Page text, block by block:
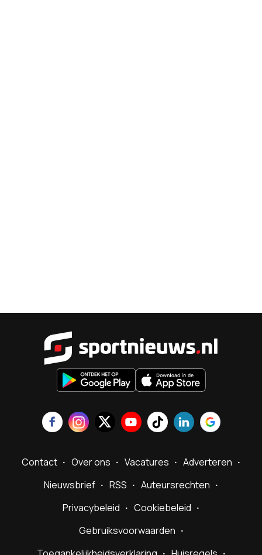
Contact Over ons Vacatures
Adverteren
Nieuwsbrief
RSS
Auteursrechten
Privacybeleid
Cookiebeleid
Gebruiksvoorwaarden